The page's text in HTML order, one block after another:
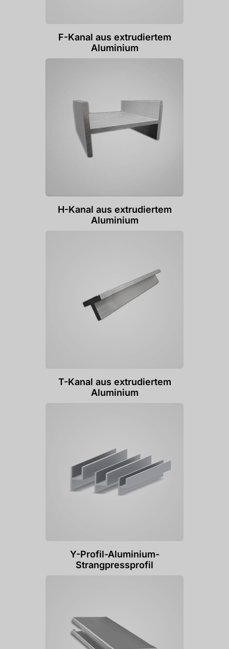
F-Kanal aus extrudiertem
Aluminium
H-Kanal aus extrudiertem
Aluminium
T-Kanal aus extrudiertem
Aluminium
Y-Profil-Aluminium-
Strangpressprofil